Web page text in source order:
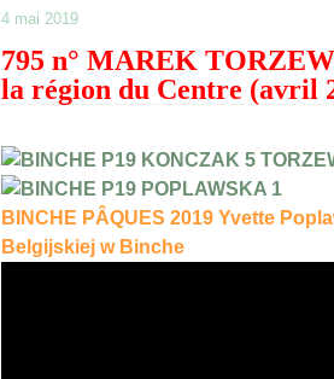
4 mai 2019
795 n° MAREK
la région du Centre (avril
BINCHE PÂQUES 2019 Yvette
Belgijskiej w Binche